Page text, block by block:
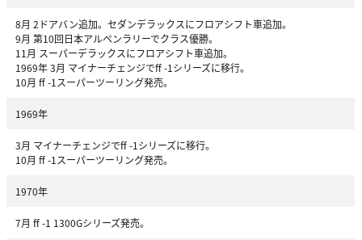
8月 2ドアバン追加。セダンデラックスにフロアシフト車追加。
9月 第10回日本アルペンラリーでクラス優勝。
11月 スーパーデラックスにフロアシフト車追加。
1969年 3月 マイナーチェンジでff -1シリーズに移行。
10月 ff -1スーパーツーリング発売。
1969年
3月 マイナーチェンジでff -1シリーズに移行。
10月 ff -1スーパーツーリング発売。
1970年
7月 ff -1 1300Gシリーズ発売。